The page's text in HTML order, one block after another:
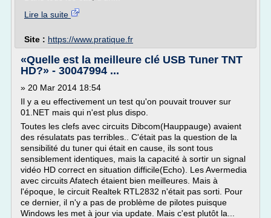
Lire la suite
Site : https://www.pratique.fr
«Quelle est la meilleure clé USB Tuner TNT
HD?» - 30047994 ...
» 20 Mar 2014 18:54
Il y a eu effectivement un test qu'on pouvait trouver sur
01.NET mais qui n'est plus dispo.
Toutes les clefs avec circuits Dibcom(Hauppauge) avaient
des résulatats pas terribles.. C'était pas la question de la
sensibilité du tuner qui était en cause, ils sont tous
sensiblement identiques, mais la capacité à sortir un signal
vidéo HD correct en situation difficile(Echo). Les Avermedia
avec circuits Afatech étaient bien meilleures. Mais à
l'époque, le circuit Realtek RTL2832 n'était pas sorti. Pour
ce dernier, il n'y a pas de problème de pilotes puisque
Windows les met à jour via update. Mais c'est plutôt la...